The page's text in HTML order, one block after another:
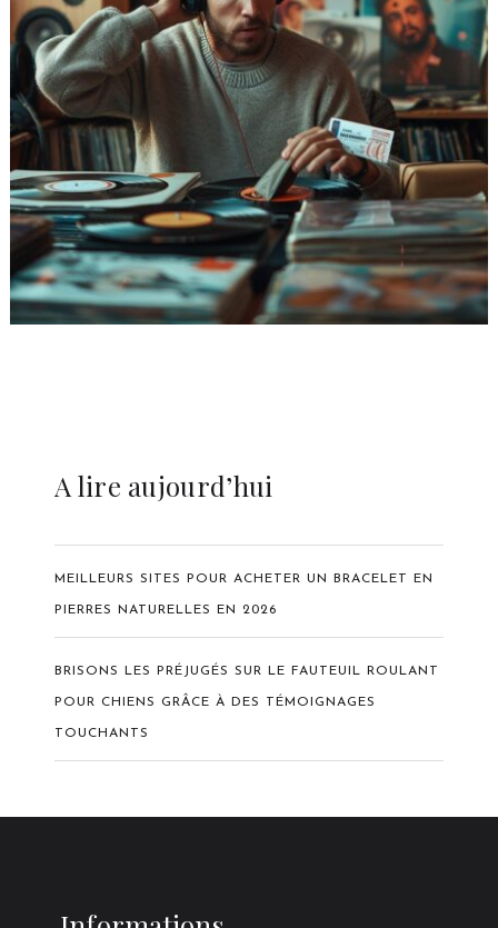
A lire aujourd’hui
MEILLEURS SITES POUR ACHETER UN BRACELET EN
PIERRES NATURELLES EN 2026
BRISONS LES PRÉJUGÉS SUR LE FAUTEUIL ROULANT
POUR CHIENS GRÂCE À DES TÉMOIGNAGES
TOUCHANTS